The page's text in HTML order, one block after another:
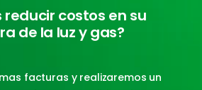
reducir costos en su
de la luz y gas?
facturas y realizaremos un